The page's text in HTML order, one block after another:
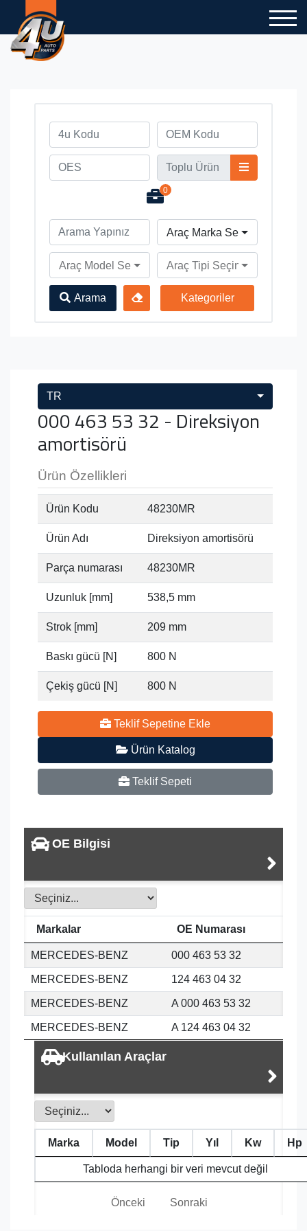
0
Araç Marka Seçiniz
Araç Model Seçiniz Araç Tipi Seçiniz
Arama Kategoriler
TR
000 463 53 32 - Direksiyon
amortisörü
Ürün Özellikleri
Ürün Kodu 48230MR
Ürün Adı Direksiyon amortisörü
Parça numarası 48230MR
Uzunluk [mm] 538,5 mm
Strok [mm] 209 mm
Baskı gücü [N] 800 N
Çekiş gücü [N] 800 N
Teklif Sepetine Ekle
Ürün Katalog
Teklif Sepeti
OE Bilgisi
Markalar OE Numarası
MERCEDES-BENZ 000 463 53 32
MERCEDES-BENZ 124 463 04 32
MERCEDES-BENZ A 000 463 53 32
MERCEDES-BENZ A 124 463 04 32
Kullanılan Araçlar
Marka Model Tip Yıl Kw Hp
Tabloda herhangi bir veri mevcut değil
Önceki Sonraki